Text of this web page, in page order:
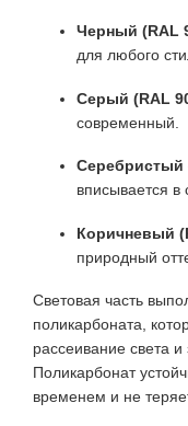
Черный (RAL
для любого
Серый (RAL
современный.
Серебристый
вписывается в
Коричневый
природный
Световая часть
поликарбоната,
рассеивание света
Поликарбонат
временем и не